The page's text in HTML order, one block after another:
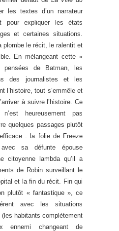
les textes d’un narrateur
pour expliquer les états
et certaines situations.
plombe le récit, le ralentit et
En mélangeant cette «
de Batman, les
des journalistes et les
l’histoire, tout s’emmêle et
à suivre l’histoire. Ce
heureusement pas
quelques passages plutôt
: la folie de Freeze
sa défunte épouse
citoyenne lambda qu’il a
de Robin surveillant le
et la fin du récit. Fin qui
plutôt « fantastique », ce
avec les situations
habitants complètement
ennemi changeant de